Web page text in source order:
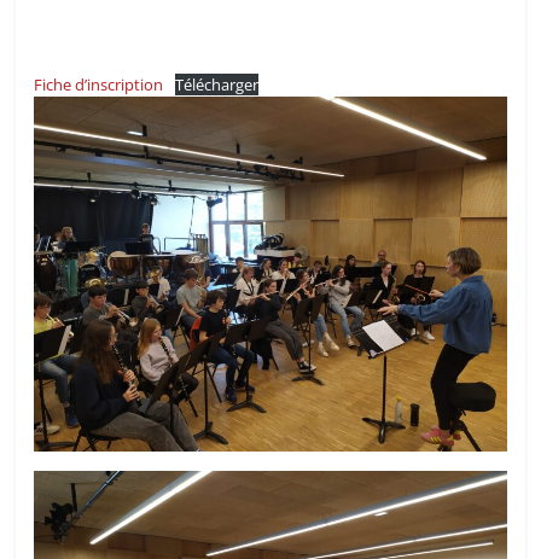
Fiche d’inscription Télécharger